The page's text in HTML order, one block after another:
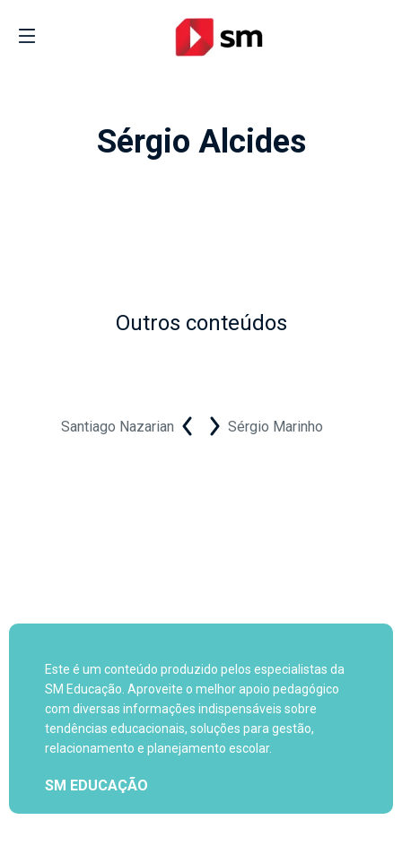
Sérgio Alcides
Outros conteúdos
Santiago Nazarian Sérgio Marinho
Este é um conteúdo produzido pelos especialistas da
SM Educação. Aproveite o melhor apoio pedagógico
com diversas informações indispensáveis sobre
tendências educacionais, soluções para gestão,
relacionamento e planejamento escolar.
SM EDUCAÇÃO